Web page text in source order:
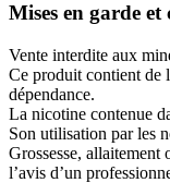
Mises en garde
Vente interdite aux
Ce produit contient de
dépendance.
La nicotine contenue
Son utilisation par les
Grossesse,
l’avis d’un